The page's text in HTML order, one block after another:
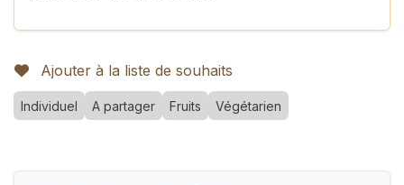
Ajouter à la liste de souhaits
Individuel A partager Fruits Végétarien